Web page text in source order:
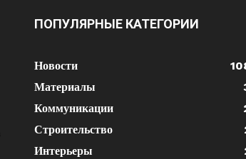
ПОПУЛЯРНЫЕ КАТЕГОРИИ
Новости
Материалы
Коммуникации
Строительство
Интерьеры